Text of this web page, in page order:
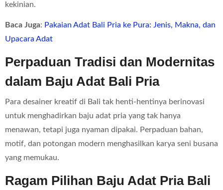
kekinian.
Baca Juga: Pakaian Adat Bali Pria ke Pura: Jenis, Makna, dan
Upacara Adat
Perpaduan Tradisi dan Modernitas
dalam Baju Adat Bali Pria
Para desainer kreatif di Bali tak henti-hentinya berinovasi
untuk menghadirkan baju adat pria yang tak hanya
menawan, tetapi juga nyaman dipakai. Perpaduan bahan,
motif, dan potongan modern menghasilkan karya seni busana
yang memukau.
Ragam Pilihan Baju Adat Pria Bali